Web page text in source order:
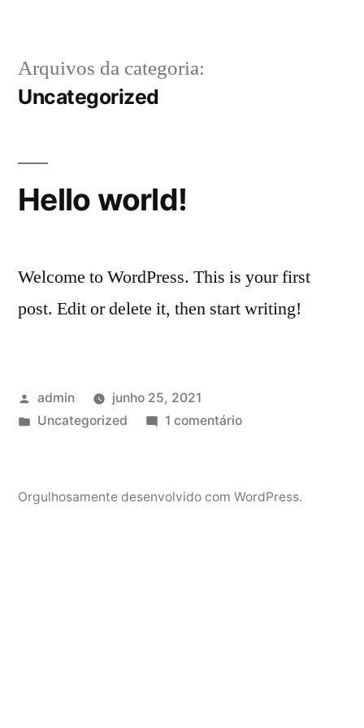
conteúdo
Arquivos da categoria:
Uncategorized
Hello world!
Welcome to WordPress. This is your first
post. Edit or delete it, then start writing!
Publicado
por
admin
junho 25, 2021
Publicado
Uncategorized 1 comentárioem
Orgulhosamente desenvolvido com WordPress.